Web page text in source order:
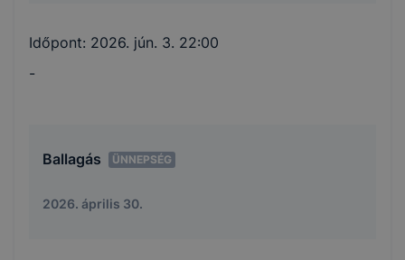
Időpont: 2026. jún. 3. 22:00
-
Ballagás ÜNNEPSÉG
2026. április 30.